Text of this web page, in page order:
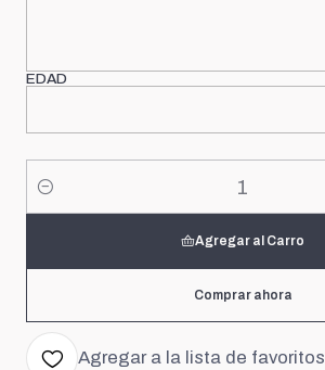
EDAD
Cantidad
Agregar al Carro
Comprar ahora
Agregar a la lista de favoritos